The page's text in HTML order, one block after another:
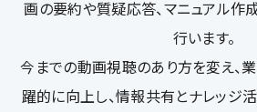
画の要約や質疑応答、マニュアル作
行います。
今までの動画視聴のあり方を変え、
躍的に向上し、情報共有とナレッジ